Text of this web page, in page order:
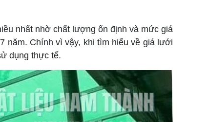
nhất nhờ chất lượng ổn định và mức giá
năm. Chính vì vậy, khi tìm hiểu về giá lưới
dụng thực tế.